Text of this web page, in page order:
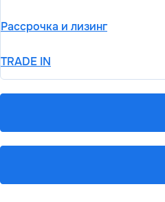
Рассрочка и лизинг
TRADE IN